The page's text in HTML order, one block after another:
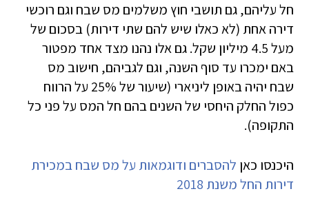
חל עליהם, גם תושבי חוץ משלמים מס שבח וגם רוכשי
דירה אחת (לא כאלו שיש להם שתי דירות) בסכום של
מעל 4.5 מיליון שקל. גם אלו נהנו מצד אחד מפטור
באם ימכרו עד סוף השנה, וגם לגביהם, חישוב מס
שבח יהיה באופן ליניארי (שיעור של 25% על הרווח
כפול החלק היחסי של השנים בהם חל המס על פני כל
התקופה).
היכנסו כאן להסברים ודוגמאות על מס שבח במכירת
דירות החל משנת 2018